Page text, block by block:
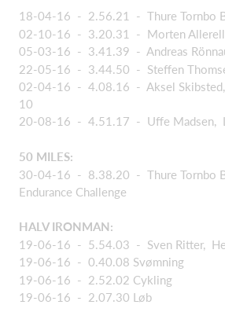
18-04-16 - 2.56.21 - Thure Tornbo
02-10-16 - 3.20.31 - Morten
05-03-16 - 3.41.39 - Andreas
22-05-16 - 3.44.50 - Steffen
02-04-16 - 4.08.16 - Aksel Skibsted,
10
20-08-16 - 4.51.17 - Uffe Madsen,
50 MILES:
30-04-16 - 8.38.20 - Thure Tornbo
Endurance Challenge
HALV IRONMAN:
19-06-16 - 5.54.03 - Sven Ritter,
19-06-16 - 0.40.08 Svømning
19-06-16 - 2.52.02 Cykling
19-06-16 - 2.07.30 Løb